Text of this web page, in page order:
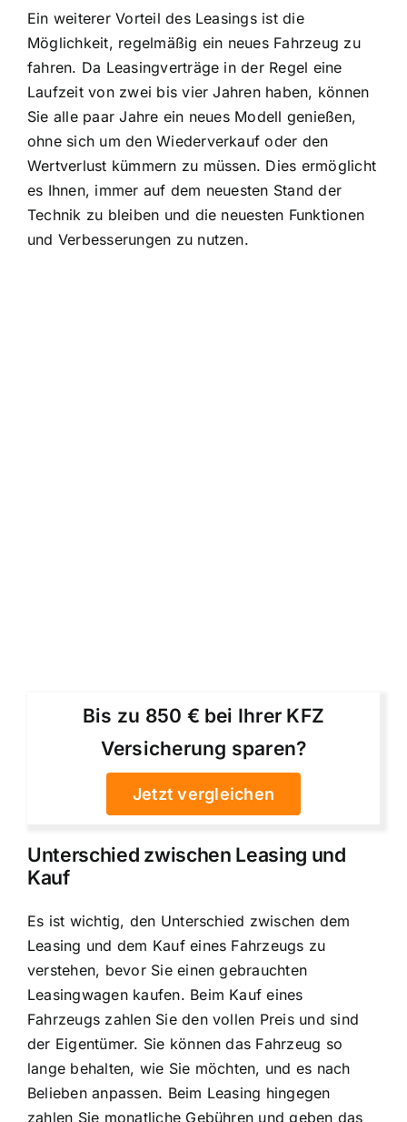
Ein weiterer Vorteil des Leasings ist die
Möglichkeit, regelmäßig ein neues Fahrzeug zu
fahren. Da Leasingverträge in der Regel eine
Laufzeit von zwei bis vier Jahren haben, können
Sie alle paar Jahre ein neues Modell genießen,
ohne sich um den Wiederverkauf oder den
Wertverlust kümmern zu müssen. Dies ermöglicht
es Ihnen, immer auf dem neuesten Stand der
Technik zu bleiben und die neuesten Funktionen
und Verbesserungen zu nutzen.
Bis zu 850 € bei Ihrer KFZ
Versicherung sparen?
Jetzt vergleichen
Unterschied zwischen Leasing und
Kauf
Es ist wichtig, den Unterschied zwischen dem
Leasing und dem Kauf eines Fahrzeugs zu
verstehen, bevor Sie einen gebrauchten
Leasingwagen kaufen. Beim Kauf eines
Fahrzeugs zahlen Sie den vollen Preis und sind
der Eigentümer. Sie können das Fahrzeug so
lange behalten, wie Sie möchten, und es nach
Belieben anpassen. Beim Leasing hingegen
zahlen Sie monatliche Gebühren und geben das